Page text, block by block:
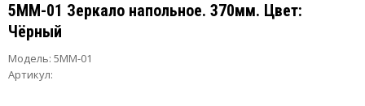
5MM-01 Зеркало напольное. 370мм. Цвет:
Чёрный
Модель: 5MM-01
Артикул: